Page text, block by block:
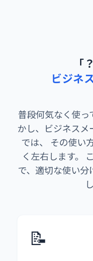
「
ビジネ
普段何気なく使
かし、ビジネス
では、 その使い
く左右します。
で、適切な使い
📝